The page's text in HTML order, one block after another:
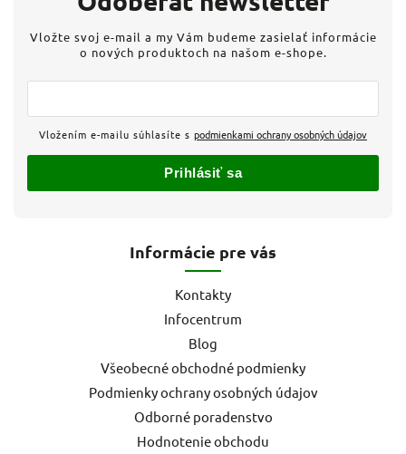
Informácie pre vás
Kontakty
Infocentrum
Blog
Všeobecné obchodné podmienky
Podmienky ochrany osobných údajov
Odborné poradenstvo
Hodnotenie obchodu
Vložte svoj e-mail a my Vám budeme zasielať informácie
o nových produktoch na našom e-shope.
Vložením e-mailu súhlasíte s podmienkami ochrany osobných údajov
Prihlásiť sa